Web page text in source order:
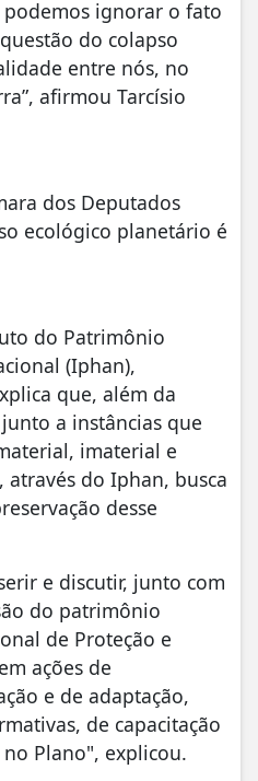
podemos ignorar o fato
do colapso
entre nós, no
afirmou Tarcísio
dos Deputados
ecológico planetário é
do Patrimônio
(Iphan),
que, além da
a instâncias que
imaterial e
do Iphan, busca
desse
e discutir, junto com
do patrimônio
de Proteção e
ações de
e de adaptação,
de capacitação
Plano", explicou.